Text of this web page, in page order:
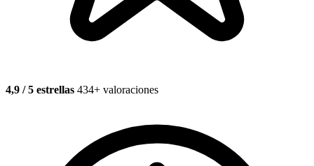
4,9 / 5 estrellas 434+ valoraciones